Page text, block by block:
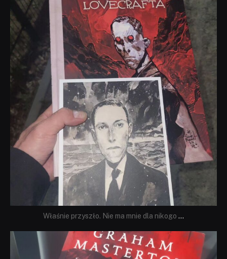
dobryhorror
Wrz 19
Właśnie przyszło. Nie ma mnie dla nikogo ...
dobryhorror
Sie 23